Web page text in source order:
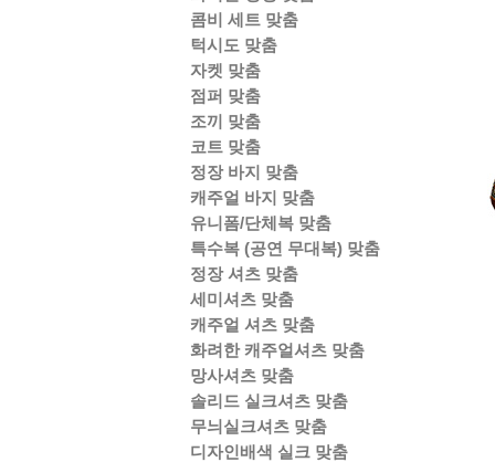
콤비 세트 맞춤
턱시도 맞춤
자켓 맞춤
점퍼 맞춤
조끼 맞춤
코트 맞춤
정장 바지 맞춤
캐주얼 바지 맞춤
유니폼/단체복 맞춤
특수복 (공연 무대복) 맞춤
정장 셔츠 맞춤
세미셔츠 맞춤
캐주얼 셔츠 맞춤
화려한 캐주얼셔츠 맞춤
망사셔츠 맞춤
솔리드 실크셔츠 맞춤
무늬실크셔츠 맞춤
디자인배색 실크 맞춤